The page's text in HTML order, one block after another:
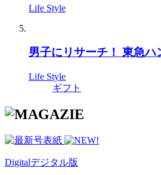
Life Style
男子にリサーチ！ 東急ハ
Life Style
ギフト
Digitalデジタル版